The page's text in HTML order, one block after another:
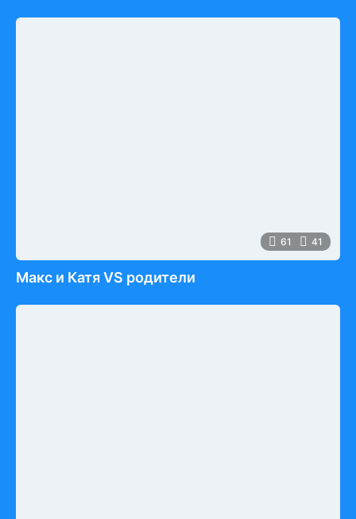
61 41
Макс и Катя VS родители